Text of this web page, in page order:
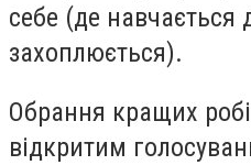
себе (де навчається
захоплюється).
Обрання кращих
відкритим